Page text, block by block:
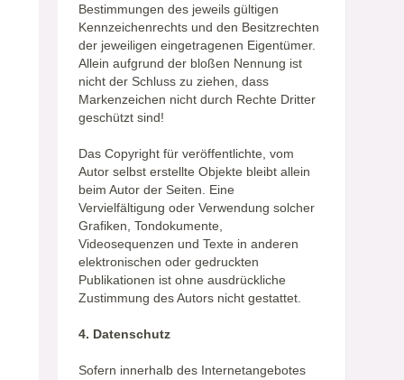
Bestimmungen des jeweils gültigen
Kennzeichenrechts und den Besitzrechten
der jeweiligen eingetragenen Eigentümer.
Allein aufgrund der bloßen Nennung ist
nicht der Schluss zu ziehen, dass
Markenzeichen nicht durch Rechte Dritter
geschützt sind!
Das Copyright für veröffentlichte, vom
Autor selbst erstellte Objekte bleibt allein
beim Autor der Seiten. Eine
Vervielfältigung oder Verwendung solcher
Grafiken, Tondokumente,
Videosequenzen und Texte in anderen
elektronischen oder gedruckten
Publikationen ist ohne ausdrückliche
Zustimmung des Autors nicht gestattet.
4. Datenschutz
Sofern innerhalb des Internetangebotes